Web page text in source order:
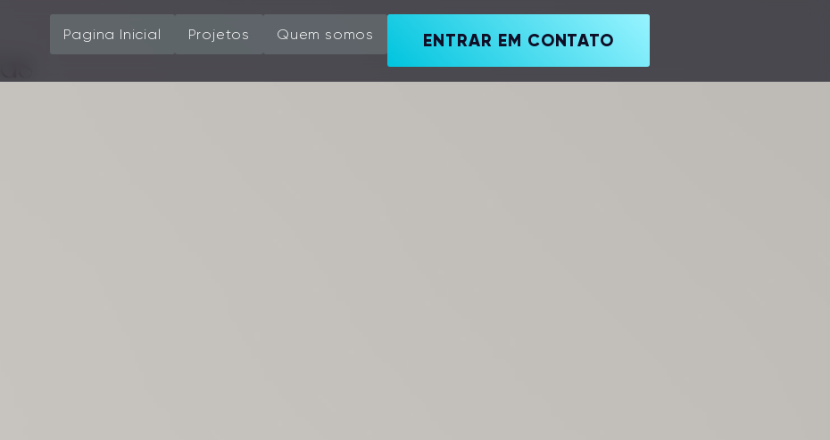
Pagina Inicial Projetos Quem somos ENTRAR EM CONTATO